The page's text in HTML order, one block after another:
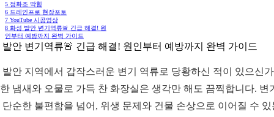
5 정화조 막힘
6 드레인프로 현장포토
7 YouTube 시공영상
8 화성 발안 변기역류🚨 긴급 해결! 원
인부터 예방까지 완벽 가이드
발안 변기역류🚨 긴급 해결! 원인부터 예방까지 완벽 가이드
발안 지역에서 갑작스러운 변기 역류로 당황하신 적이 있으신
냄새와 오물로 가득 찬 화장실은 생각만 해도 끔찍합니다. 변
단순한 불편함을 넘어, 위생 문제와 건물 손상으로 이어질 수 있